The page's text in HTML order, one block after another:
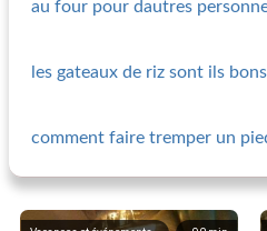
au four pour dautres
les gateaux de riz sont ils
comment faire tremper un